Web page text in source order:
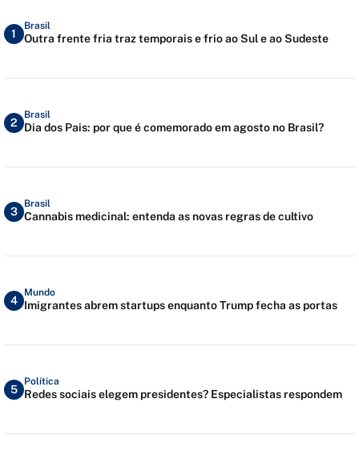
1
Brasil
Outra frente fria traz temporais e frio ao Sul e ao Sudeste
2
Brasil
Dia dos Pais: por que é comemorado em agosto no Brasil?
3
Brasil
Cannabis medicinal: entenda as novas regras de cultivo
4
Mundo
Imigrantes abrem startups enquanto Trump fecha as portas
5
Política
Redes sociais elegem presidentes? Especialistas respondem